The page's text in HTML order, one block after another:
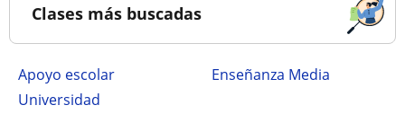
Clases más buscadas
Apoyo escolar
Enseñanza Media
Universidad